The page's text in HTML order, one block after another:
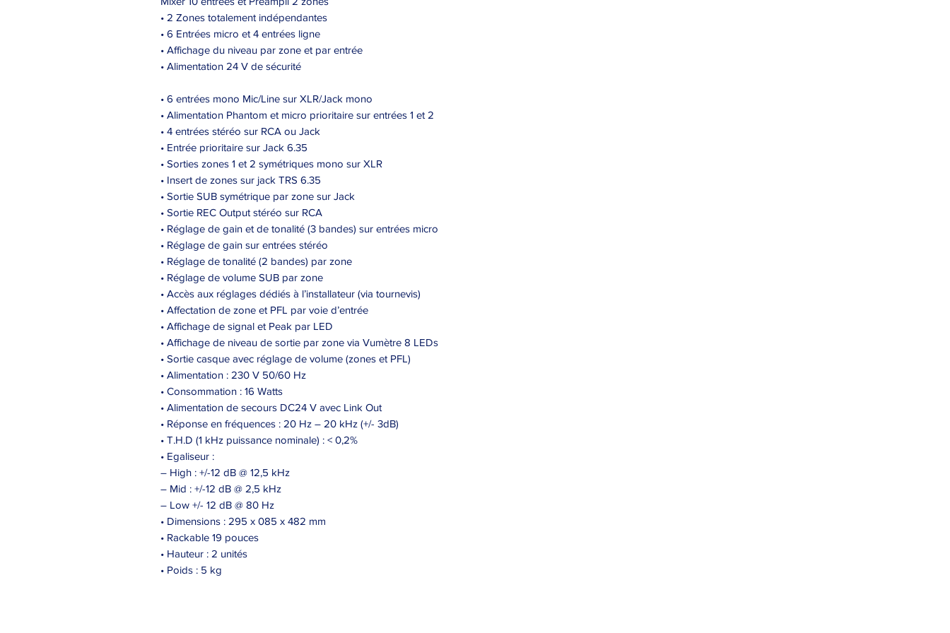
• 2 Zones totalement indépendantes
• 6 Entrées micro et 4 entrées ligne
• Affichage du niveau par zone et par entrée
• Alimentation 24 V de sécurité
• 6 entrées mono Mic/Line sur XLR/Jack mono
• Alimentation Phantom et micro prioritaire sur entrées 1 et 2
• 4 entrées stéréo sur RCA ou Jack
• Entrée prioritaire sur Jack 6.35
• Sorties zones 1 et 2 symétriques mono sur XLR
• Insert de zones sur jack TRS 6.35
• Sortie SUB symétrique par zone sur Jack
• Sortie REC Output stéréo sur RCA
• Réglage de gain et de tonalité (3 bandes) sur entrées micro
• Réglage de gain sur entrées stéréo
• Réglage de tonalité (2 bandes) par zone
• Réglage de volume SUB par zone
• Accès aux réglages dédiés à l’installateur (via tournevis)
• Affectation de zone et PFL par voie d’entrée
• Affichage de signal et Peak par LED
• Affichage de niveau de sortie par zone via Vumètre 8 LEDs
• Sortie casque avec réglage de volume (zones et PFL)
• Alimentation : 230 V 50/60 Hz
• Consommation : 16 Watts
• Alimentation de secours DC24 V avec Link Out
• Réponse en fréquences : 20 Hz – 20 kHz (+/- 3dB)
• T.H.D (1 kHz puissance nominale) : < 0,2%
• Egaliseur :
– High : +/-12 dB @ 12,5 kHz
– Mid : +/-12 dB @ 2,5 kHz
– Low +/- 12 dB @ 80 Hz
• Dimensions : 295 x 085 x 482 mm
• Rackable 19 pouces
• Hauteur : 2 unités
• Poids : 5 kg